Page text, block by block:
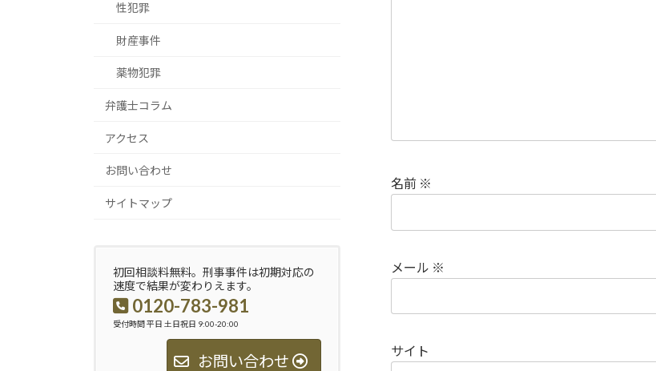
名前 ※
メール ※
サイト
性犯罪
財産事件
薬物犯罪
弁護士コラム
アクセス
お問い合わせ
サイトマップ
初回相談料無料。刑事事件は初期対応の
速度で結果が変わりえます。
0120-783-981
受付時間 平日 土日祝日 9:00-20:00
お問い合わせ